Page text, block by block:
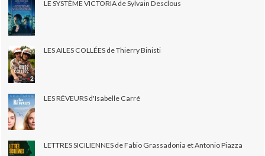
LE SYSTÈME VICTORIA de Sylvain Desclous
LES AILES COLLÉES de Thierry Binisti
LES RÊVEURS d'Isabelle Carré
LETTRES SICILIENNES de Fabio Grassadonia et Antonio Piazza